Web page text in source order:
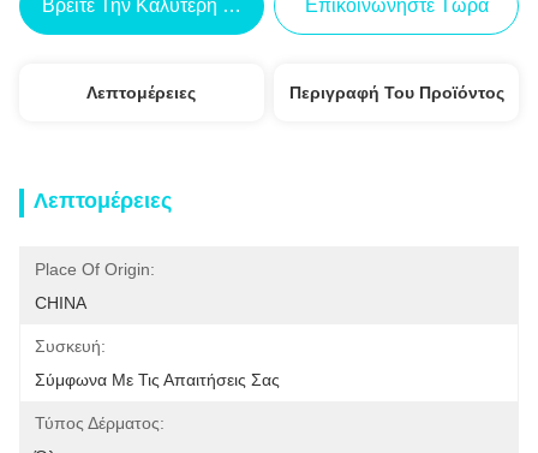
Βρείτε Την Καλύτερη Τιμή Επικοινωνήστε Τώρα
Λεπτομέρειες Περιγραφή Του Προϊόντος
Λεπτομέρειες
Place Of Origin:
CHINA
Συσκευή:
Σύμφωνα Με Τις Απαιτήσεις Σας
Τύπος Δέρματος: